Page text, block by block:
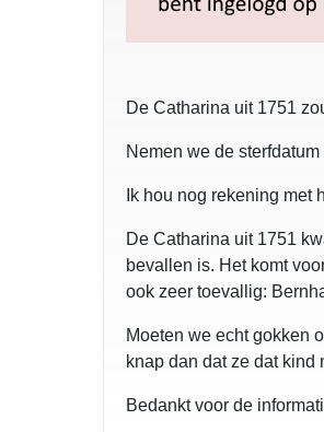
De Catharina uit 1751
Nemen we de
Ik hou nog rekening
De Catharina uit 1751
bevallen is. Het komt
ook zeer toevallig:
Moeten we echt gokken
knap dan dat ze dat
Bedankt voor de